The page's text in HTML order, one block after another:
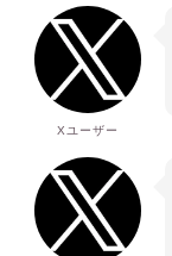
Xユーザー